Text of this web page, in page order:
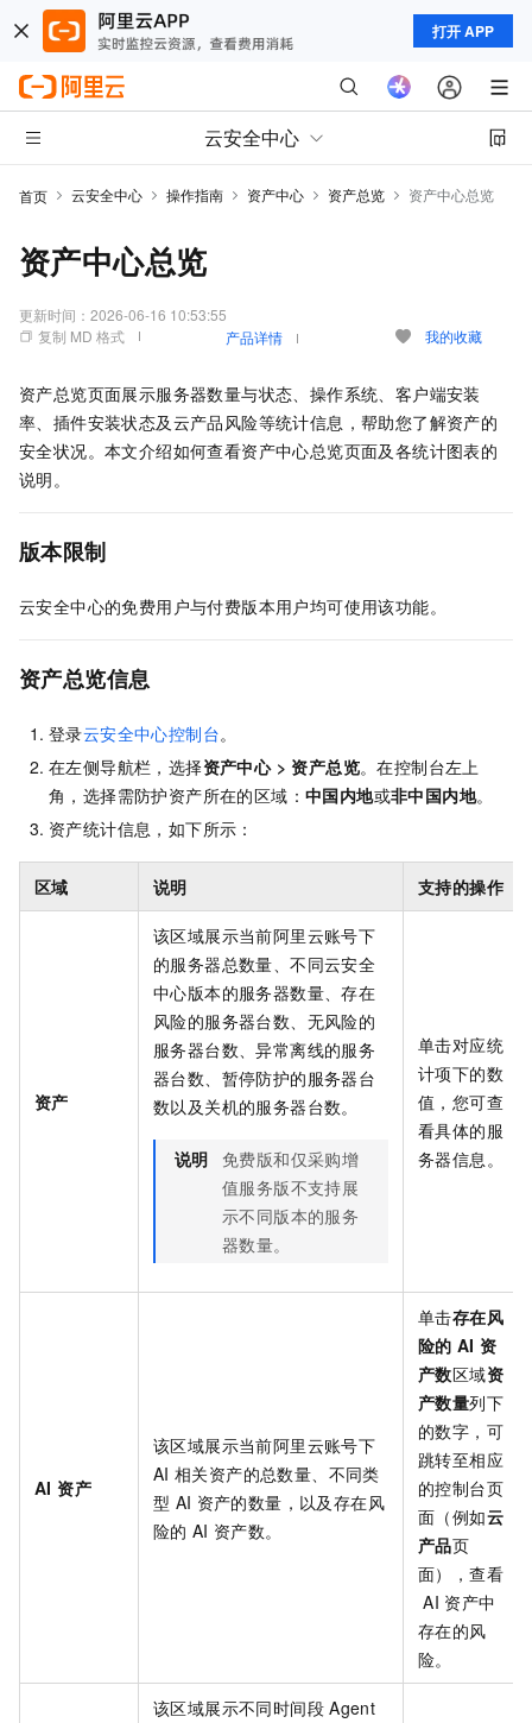
打开 APP
云安全中心
首页 云安全中心 操作指南 资产中心 资产总览 资产中心总览
资产中心总览
更新时间： 2026-06-16 10:53:55
复制 MD 格式
产品详情 我的收藏
资产总览页面展示服务器数量与状态、操作系统、客户端安装
率、插件安装状态及云产品风险等统计信息，帮助您了解资产的
安全状况。本文介绍如何查看资产中心总览页面及各统计图表的
说明。
版本限制
云安全中心的免费用户与付费版本用户均可使用该功能。
资产总览信息
登录云安全中心控制台。
在左侧导航栏，选择资产中心>资产总览。在控制台左上
角，选择需防护资产所在的区域： 中国内地或非中国内地。
资产统计信息，如下所示：
区域 说明 支持的操作
资产
该区域展示当前阿里云账号下
的服务器总数量、不同云安全
中心版本的服务器数量、存在
风险的服务器台数、无风险的
服务器台数、异常离线的服务
器台数、暂停防护的服务器台
数以及关机的服务器台数。
说明 免费版和仅采购增
值服务版不支持展
示不同版本的服务
器数量。
单击对应统
计项下的数
值，您可查
看具体的服
务器信息。
AI 资产
该区域展示当前阿里云账号下
AI 相关资产的总数量、不同类
型 AI 资产的数量，以及存在风
险的 AI 资产数。
单击存在风
险的 AI 资
产数区域资
产数量列下
的数字，可
跳转至相应
的控制台页
面（例如云
产品页
面），查看
AI 资产中
存在的风
险。
该区域展示不同时间段 Agent